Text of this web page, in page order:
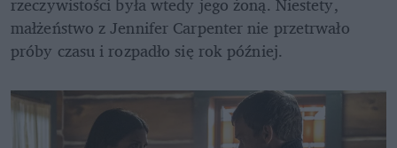
małżeństwo z Jennifer Carpenter nie przetrwało
próby czasu i rozpadło się rok później.